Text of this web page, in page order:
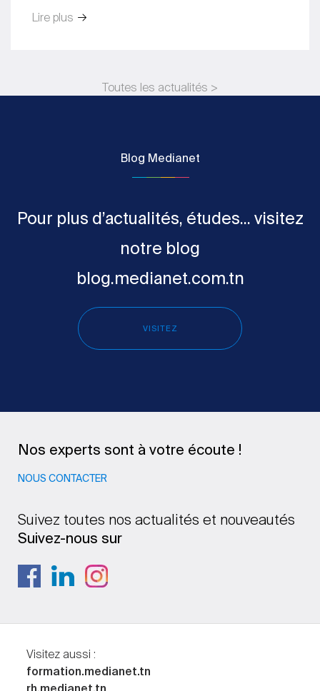
Lire plus
Toutes les actualités >
Blog Medianet
Pour plus d’actualités, études... visitez
notre blog
blog.medianet.com.tn
VISITEZ
Nos experts sont à votre écoute !
NOUS CONTACTER
Suivez toutes nos actualités et nouveautés
Suivez-nous sur
Visitez aussi :
formation.medianet.tn
rh.medianet.tn